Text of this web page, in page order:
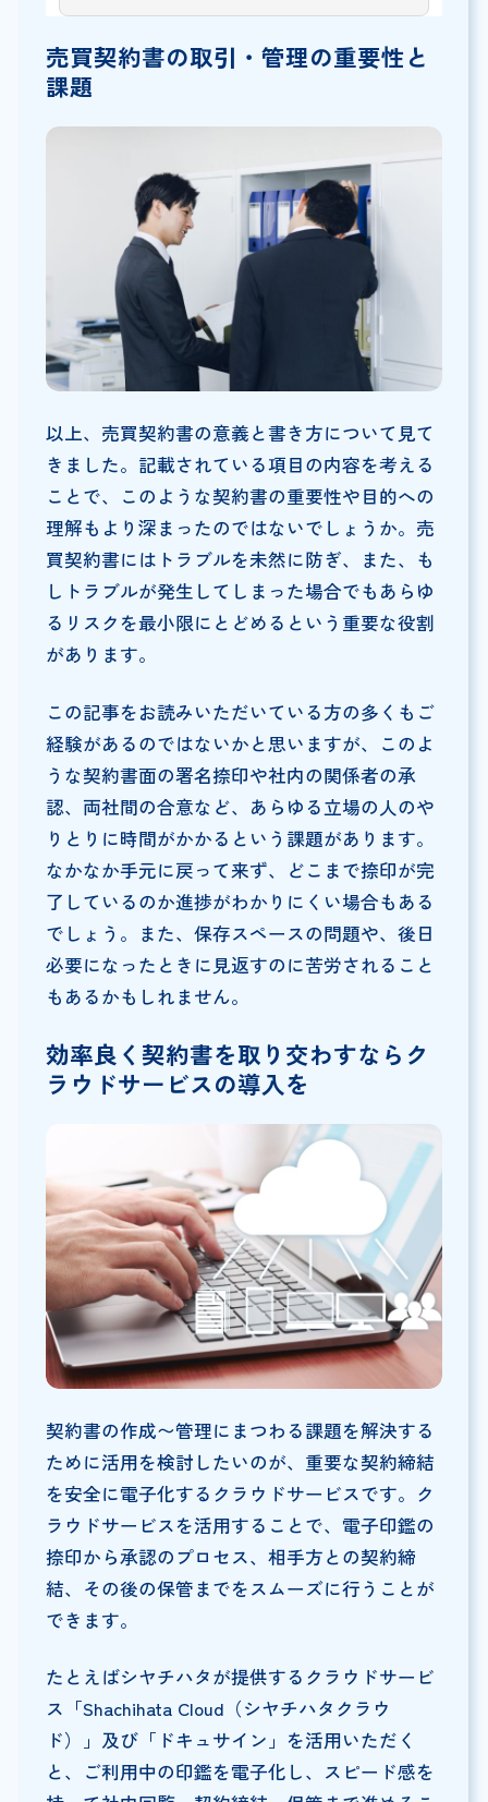
売買契約書の取引・管理の重要性と
課題
以上、売買契約書の意義と書き方について見て
きました。記載されている項目の内容を考える
ことで、このような契約書の重要性や目的への
理解もより深まったのではないでしょうか。売
買契約書にはトラブルを未然に防ぎ、また、も
しトラブルが発生してしまった場合でもあらゆ
るリスクを最小限にとどめるという重要な役割
があります。
この記事をお読みいただいている方の多くもご
経験があるのではないかと思いますが、このよ
うな契約書面の署名捺印や社内の関係者の承
認、両社間の合意など、あらゆる立場の人のや
りとりに時間がかかるという課題があります。
なかなか手元に戻って来ず、どこまで捺印が完
了しているのか進捗がわかりにくい場合もある
でしょう。また、保存スペースの問題や、後日
必要になったときに見返すのに苦労されること
もあるかもしれません。
効率良く契約書を取り交わすならク
ラウドサービスの導入を
契約書の作成〜管理にまつわる課題を解決する
ために活用を検討したいのが、重要な契約締結
を安全に電子化するクラウドサービスです。ク
ラウドサービスを活用することで、電子印鑑の
捺印から承認のプロセス、相手方との契約締
結、その後の保管までをスムーズに行うことが
できます。
たとえばシヤチハタが提供するクラウドサービ
ス「Shachihata Cloud（シヤチハタクラウ
ド）」及び「ドキュサイン」を活用いただく
と、ご利用中の印鑑を電子化し、スピード感を